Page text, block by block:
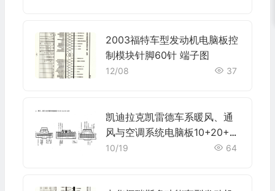
2003福特车型发动机电脑板控
制模块针脚60针 端子图
12/08 37
凯迪拉克凯雷德车系暖风、通
风与空调系统电脑板10+20+16
+20+16针端子
10/19 64